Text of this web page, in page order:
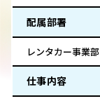
配属部署
レンタカー事業部
仕事内容